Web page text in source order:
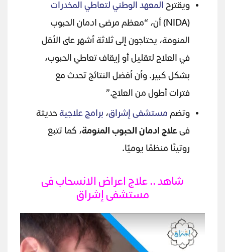
ويقترح المعهد الوطني لتعاطي المخدرات
(NIDA) أن، “معظم مرضى ادمان الحبوب
المنومة، يحتاجون إلى ثلاثة أشهر على الأقل
في العلاج لتقليل أو إيقاف تعاطي الحبوب،
بشكل كبير. وأن أفضل النتائج تحدث مع
فترات أطول من العلاج.”
وتضم مستشفى إشراق، برامج علاجيةحديثة
فىعلاج ادمان الحبوب المنومة، كما تتبع
روتينًا منظمًا يوميًا.
شاهد .. علاج اعراض الانسحاب فى
مستشفى إشراق